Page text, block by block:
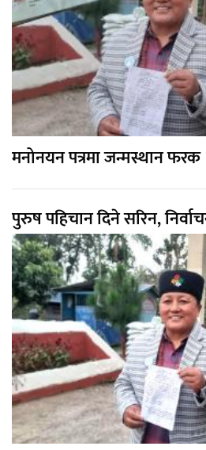
मनोनयन पत्रमा जन्मस्थान फरक
पुरुष पहिचान दिने सरिन,